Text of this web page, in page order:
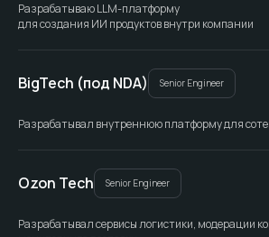
Разрабатываю LLM-платформу
для создания ИИ продуктов внутри компании
BigTech (под NDA) Senior Engineer
Разрабатывал внутреннюю платформу для
Ozon Tech Senior Engineer
Разрабатывал сервисы логистики, модерации